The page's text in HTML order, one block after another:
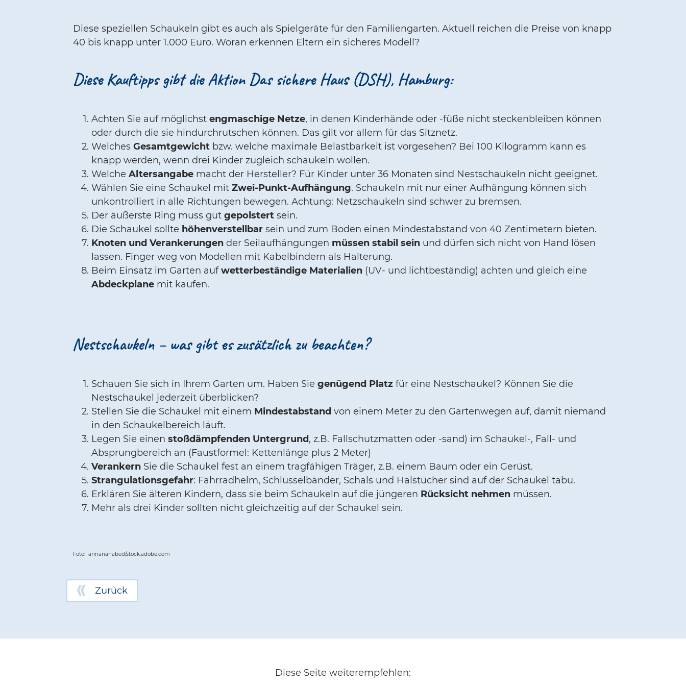
Diese speziellen Schaukeln gibt es auch als Spielgeräte für den Familiengarten. Aktuell reichen die Preise von knapp
40 bis knapp unter 1.000 Euro. Woran erkennen Eltern ein sicheres Modell?
Diese Kauftipps gibt die Aktion Das sichere Haus (DSH), Hamburg:
Achten Sie auf möglichstengmaschige Netze, in denen Kinderhände oder -füße nicht steckenbleiben können
oder durch die sie hindurchrutschen können. Das gilt vor allem für das Sitznetz.
WelchesGesamtgewicht bzw. welche maximale Belastbarkeit ist vorgesehen? Bei 100 Kilogramm kann es
knapp werden, wenn drei Kinder zugleich schaukeln wollen.
WelcheAltersangabe macht der Hersteller? Für Kinder unter 36 Monaten sind Nestschaukeln nicht geeignet.
Wählen Sie eine Schaukel mitZwei-Punkt-Aufhängung. Schaukeln mit nur einer Aufhängung können sich
unkontrolliert in alle Richtungen bewegen. Achtung: Netzschaukeln sind schwer zu bremsen.
Der äußerste Ring muss gutgepolstertsein.
Die Schaukel sollte höhenverstellbarsein und zum Boden einen Mindestabstand von 40 Zentimetern bieten.
Knoten und Verankerungen der Seilaufhängungen müssen stabil sein und dürfen sich nicht von Hand lösen
lassen. Finger weg von Modellen mit Kabelbindern als Halterung.
Beim Einsatz im Garten aufwetterbeständige Materialien (UV- und lichtbeständig) achten und gleich eine
Abdeckplane mit kaufen.
Nestschaukeln – was gibt es zusätzlich zu beachten?
Schauen Sie sich in Ihrem Garten um. Haben Siegenügend Platz für eine Nestschaukel? Können Sie die
Nestschaukel jederzeit überblicken?
Stellen Sie die Schaukel mit einem Mindestabstandvon einem Meter zu den Gartenwegen auf, damit niemand
in den Schaukelbereich läuft.
Legen Sie einenstoßdämpfenden Untergrund, z.B. Fallschutzmatten oder -sand) im Schaukel-, Fall- und
Absprungbereich an (Faustformel: Kettenlänge plus 2 Meter)
Verankern Sie die Schaukel fest an einem tragfähigen Träger, z.B. einem Baum oder ein Gerüst.
Strangulationsgefahr: Fahrradhelm, Schlüsselbänder, Schals und Halstücher sind auf der Schaukel tabu.
Erklären Sie älteren Kindern, dass sie beim Schaukeln auf die jüngeren Rücksicht nehmen müssen.
Mehr als drei Kinder sollten nicht gleichzeitig auf der Schaukel sein.
Foto: annanahabed/stock.adobe.com
Zurück
Diese Seite weiterempfehlen: